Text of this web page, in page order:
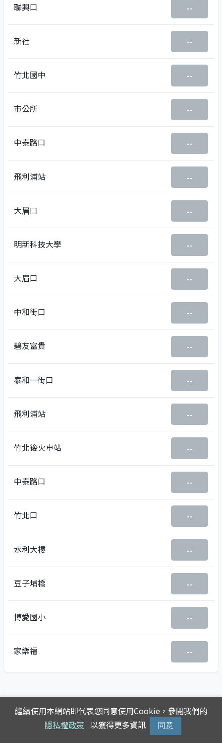
聯興口 --
新社 --
竹北國中 --
市公所 --
中泰路口 --
飛利浦站 --
大眉口 --
明新科技大學 --
大眉口 --
中和街口 --
碧友富貴 --
泰和一街口 --
飛利浦站 --
竹北後火車站 --
中泰路口 --
竹北口 --
水利大樓 --
豆子埔橋 --
博愛國小 --
家樂福 --
繼續使用本網站即代表您同意使用Cookie，參閱我們的
隱私權政策 以獲得更多資訊 同意